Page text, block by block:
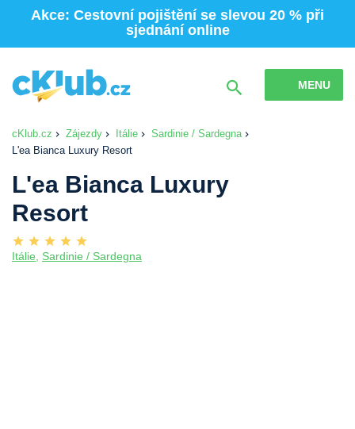
Akce: Cestovní pojištění se slevou 20 % při
sjednání online
MENU
cKlub.cz Zájezdy Itálie
Sardinie / Sardegna
L'ea Bianca Luxury Resort
L'ea Bianca Luxury
Resort
Itálie, Sardinie / Sardegna